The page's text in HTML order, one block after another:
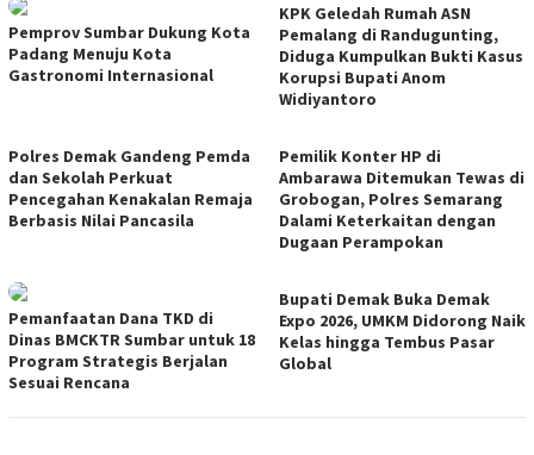
Pemprov Sumbar Dukung Kota
Padang Menuju Kota
Gastronomi Internasional
KPK Geledah Rumah ASN
Pemalang di Randugunting,
Diduga Kumpulkan Bukti Kasus
Korupsi Bupati Anom
Widiyantoro
Polres Demak Gandeng Pemda
dan Sekolah Perkuat
Pencegahan Kenakalan Remaja
Berbasis Nilai Pancasila
Pemilik Konter HP di
Ambarawa Ditemukan Tewas di
Grobogan, Polres Semarang
Dalami Keterkaitan dengan
Dugaan Perampokan
Pemanfaatan Dana TKD di
Dinas BMCKTR Sumbar untuk 18
Program Strategis Berjalan
Sesuai Rencana
Bupati Demak Buka Demak
Expo 2026, UMKM Didorong Naik
Kelas hingga Tembus Pasar
Global